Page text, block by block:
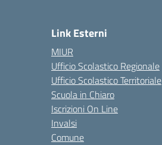
Link Esterni
MIUR
Ufficio Scolastico Regionale
Ufficio Scolastico Territoriale
Scuola in Chiaro
Iscrizioni On Line
Invalsi
Comune